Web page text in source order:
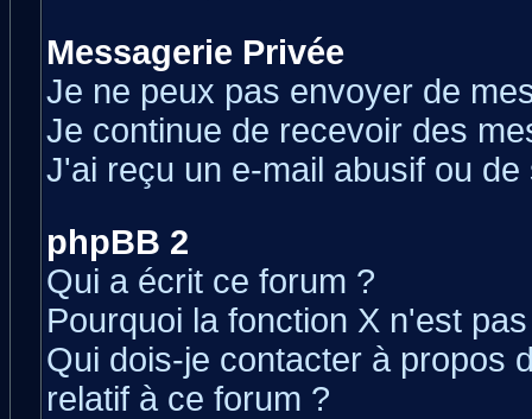
Messagerie Privée
Je ne peux pas envoyer de
Je continue de recevoir des
J'ai reçu un e-mail abusif ou
phpBB 2
Qui a écrit ce forum ?
Pourquoi la fonction X n'est
Qui dois-je contacter à propos
relatif à ce forum ?